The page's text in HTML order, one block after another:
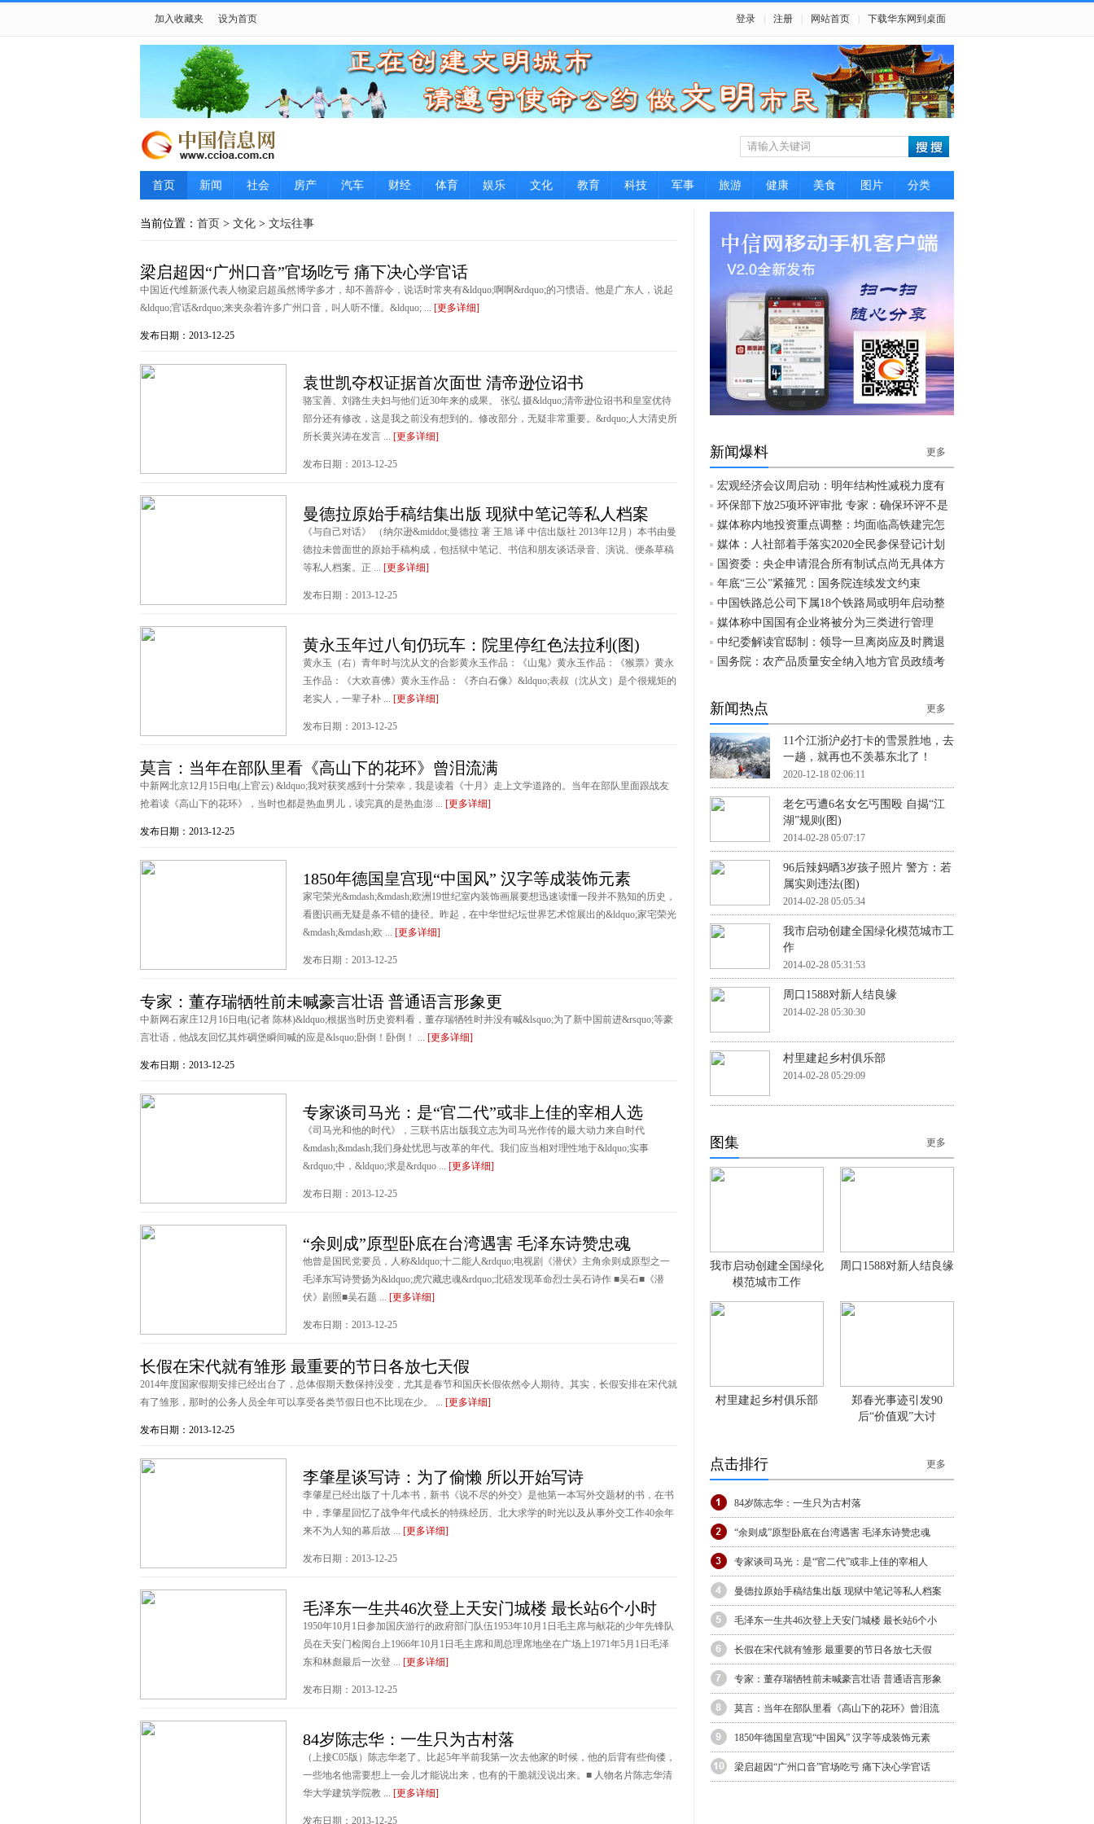
加入收藏夹 设为首页 登录 注册 网站首页 下载华东网到桌面
首页 新闻 社会 房产 汽车 财经 体育 娱乐 文化 教育 科技 军事 旅游 健康 美食 图片 分类
当前位置： 首页 > 文化 > 文坛往事
梁启超因“广州口音”官场吃亏 痛下决心学官话
中国近代维新派代表人物梁启超虽然博学多才，却不善辞令，说话时常夹有&ldquo;啊啊&rdquo;的习惯语。他是广东人，说起
&ldquo;官话&rdquo;来夹杂着许多广州口音，叫人听不懂。&ldquo; ... [更多详细]
发布日期：2013-12-25
袁世凯夺权证据首次面世 清帝逊位诏书
骆宝善、刘路生夫妇与他们近30年来的成果。 张弘 摄&ldquo;清帝逊位诏书和皇室优待
部分还有修改，这是我之前没有想到的。修改部分，无疑非常重要。&rdquo;人大清史所
所长黄兴涛在发言 ... [更多详细]
发布日期：2013-12-25
曼德拉原始手稿结集出版 现狱中笔记等私人档案
《与自己对话》 （纳尔逊&middot;曼德拉 著 王旭 译 中信出版社 2013年12月）本书由曼
德拉未曾面世的原始手稿构成，包括狱中笔记、书信和朋友谈话录音、演说、便条草稿
等私人档案。正 ... [更多详细]
发布日期：2013-12-25
黄永玉年过八旬仍玩车：院里停红色法拉利(图)
黄永玉（右）青年时与沈从文的合影黄永玉作品：《山鬼》黄永玉作品：《猴票》黄永
玉作品：《大欢喜佛》黄永玉作品：《齐白石像》&ldquo;表叔（沈从文）是个很规矩的
老实人，一辈子朴 ... [更多详细]
发布日期：2013-12-25
莫言：当年在部队里看《高山下的花环》曾泪流满
中新网北京12月15日电(上官云) &ldquo;我对获奖感到十分荣幸，我是读着《十月》走上文学道路的。当年在部队里面跟战友
抢着读《高山下的花环》，当时也都是热血男儿，读完真的是热血澎 ... [更多详细]
发布日期：2013-12-25
1850年德国皇宫现“中国风” 汉字等成装饰元素
家宅荣光&mdash;&mdash;欧洲19世纪室内装饰画展要想迅速读懂一段并不熟知的历史，
看图识画无疑是条不错的捷径。昨起，在中华世纪坛世界艺术馆展出的&ldquo;家宅荣光
&mdash;&mdash;欧 ... [更多详细]
发布日期：2013-12-25
专家：董存瑞牺牲前未喊豪言壮语 普通语言形象更
中新网石家庄12月16日电(记者 陈林)&ldquo;根据当时历史资料看，董存瑞牺牲时并没有喊&lsquo;为了新中国前进&rsquo;等豪
言壮语，他战友回忆其炸碉堡瞬间喊的应是&lsquo;卧倒！卧倒！ ... [更多详细]
发布日期：2013-12-25
专家谈司马光：是“官二代”或非上佳的宰相人选
《司马光和他的时代》，三联书店出版我立志为司马光作传的最大动力来自时代
&mdash;&mdash;我们身处忧思与改革的年代。我们应当相对理性地于&ldquo;实事
&rdquo;中，&ldquo;求是&rdquo ... [更多详细]
发布日期：2013-12-25
“余则成”原型卧底在台湾遇害 毛泽东诗赞忠魂
他曾是国民党要员，人称&ldquo;十二能人&rdquo;电视剧《潜伏》主角余则成原型之一
毛泽东写诗赞扬为&ldquo;虎穴藏忠魂&rdquo;北碚发现革命烈士吴石诗作 ■吴石■《潜
伏》剧照■吴石题 ... [更多详细]
发布日期：2013-12-25
长假在宋代就有雏形 最重要的节日各放七天假
2014年度国家假期安排已经出台了，总体假期天数保持没变，尤其是春节和国庆长假依然令人期待。其实，长假安排在宋代就
有了雏形，那时的公务人员全年可以享受各类节假日也不比现在少。 ... [更多详细]
发布日期：2013-12-25
李肇星谈写诗：为了偷懒 所以开始写诗
李肇星已经出版了十几本书，新书《说不尽的外交》是他第一本写外交题材的书，在书
中，李肇星回忆了战争年代成长的特殊经历、北大求学的时光以及从事外交工作40余年
来不为人知的幕后故 ... [更多详细]
发布日期：2013-12-25
毛泽东一生共46次登上天安门城楼 最长站6个小时
1950年10月1日参加国庆游行的政府部门队伍1953年10月1日毛主席与献花的少年先锋队
员在天安门检阅台上1966年10月1日毛主席和周总理席地坐在广场上1971年5月1日毛泽
东和林彪最后一次登 ... [更多详细]
发布日期：2013-12-25
84岁陈志华：一生只为古村落
（上接C05版）陈志华老了。比起5年半前我第一次去他家的时候，他的后背有些佝偻，
一些地名他需要想上一会儿才能说出来，也有的干脆就没说出来。■ 人物名片陈志华清
华大学建筑学院教 ... [更多详细]
发布日期：2013-12-25
新闻爆料 更多
宏观经济会议周启动：明年结构性减税力度有
环保部下放25项环评审批 专家：确保环评不是
媒体称内地投资重点调整：均面临高铁建完怎
媒体：人社部着手落实2020全民参保登记计划
国资委：央企申请混合所有制试点尚无具体方
年底“三公”紧箍咒：国务院连续发文约束
中国铁路总公司下属18个铁路局或明年启动整
媒体称中国国有企业将被分为三类进行管理
中纪委解读官邸制：领导一旦离岗应及时腾退
国务院：农产品质量安全纳入地方官员政绩考
新闻热点 更多
11个江浙沪必打卡的雪景胜地，去
一趟，就再也不羡慕东北了！
2020-12-18 02:06:11
老乞丐遭6名女乞丐围殴 自揭“江
湖”规则(图)
2014-02-28 05:07:17
96后辣妈晒3岁孩子照片 警方：若
属实则违法(图)
2014-02-28 05:05:34
我市启动创建全国绿化模范城市工
作
2014-02-28 05:31:53
周口1588对新人结良缘
2014-02-28 05:30:30
村里建起乡村俱乐部
2014-02-28 05:29:09
图集 更多
我市启动创建全国绿化
模范城市工作
周口1588对新人结良缘
村里建起乡村俱乐部
郑春光事迹引发90
后“价值观”大讨
点击排行 更多
84岁陈志华：一生只为古村落
“余则成”原型卧底在台湾遇害 毛泽东诗赞忠魂
专家谈司马光：是“官二代”或非上佳的宰相人
曼德拉原始手稿结集出版 现狱中笔记等私人档案
毛泽东一生共46次登上天安门城楼 最长站6个小
长假在宋代就有雏形 最重要的节日各放七天假
专家：董存瑞牺牲前未喊豪言壮语 普通语言形象
莫言：当年在部队里看《高山下的花环》曾泪流
1850年德国皇宫现“中国风” 汉字等成装饰元素
梁启超因“广州口音”官场吃亏 痛下决心学官话